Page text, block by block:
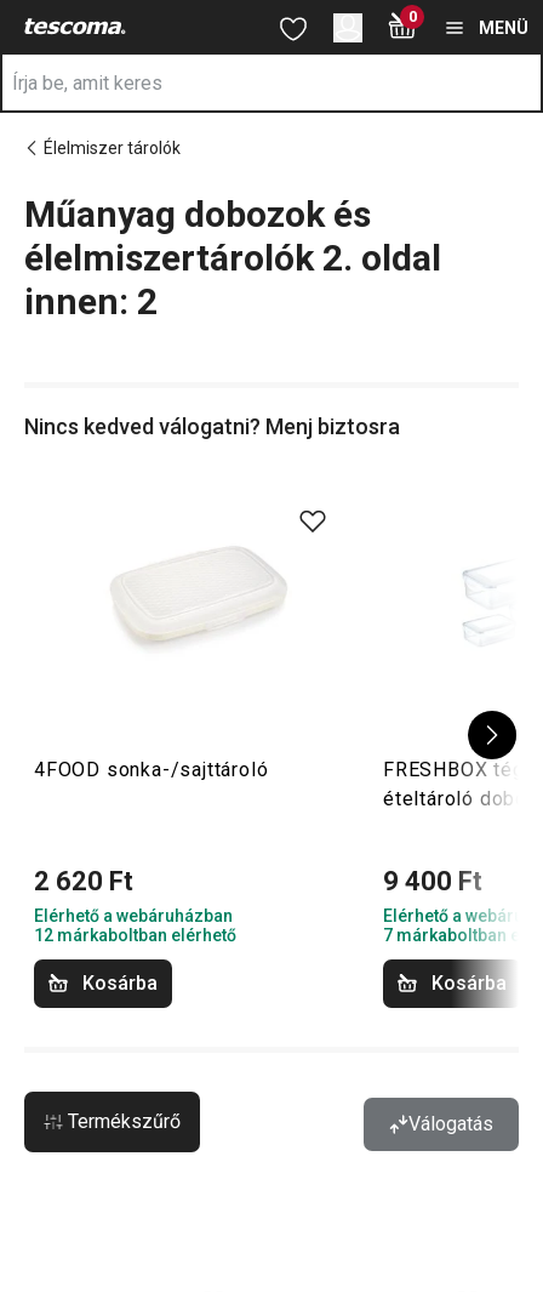
A Műanyag tárolók és dobozok 2. oldal innen: 2 oldalon
Ugrás a fő tartalomhoz
Ugrás a kereséshez
Ugrás a navigációhoz 0
MENÜ
Élelmiszer tárolók
Műanyag dobozok és
élelmiszertárolók 2. oldal
innen: 2
Nincs kedved válogatni? Menj biztosra
4FOOD sonka-/sajttároló
2 620 Ft
Elérhető a webáruházban
12 márkaboltban elérhető
Kosárba
FRESHBOX
ételtároló
9 400 Ft
Elérhető a
7 márkaboltban
Kosárba
Termékszűrő Válogatás